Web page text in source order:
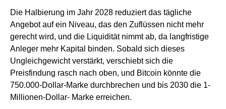
Die Halbierung im Jahr 2028 reduziert das tägliche
Angebot auf ein Niveau, das den Zuflüssen nicht mehr
gerecht wird, und die Liquidität nimmt ab, da langfristige
Anleger mehr Kapital binden. Sobald sich dieses
Ungleichgewicht verstärkt, verschiebt sich die
Preisfindung rasch nach oben, und Bitcoin könnte die
750.000-Dollar-Marke durchbrechen und bis 2030 die 1-
Millionen-Dollar- Marke erreichen.